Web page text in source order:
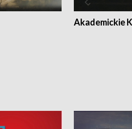
Akademickie